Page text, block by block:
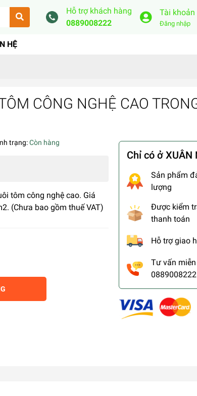
Hỗ trợ khách hàng
0889008222
Tài khoản
Đăng nhập
HỆ
CÔNG NGHỆ CAO
trạng:Còn hàng
tôm công nghệ cao. Giá
(Chưa bao gồm thuế VAT)
Chỉ có ở XUÂN
Sản phẩm
lượng
Được kiểm
thanh toán
Hỗ trợ giao
Tư vấn
0889008222